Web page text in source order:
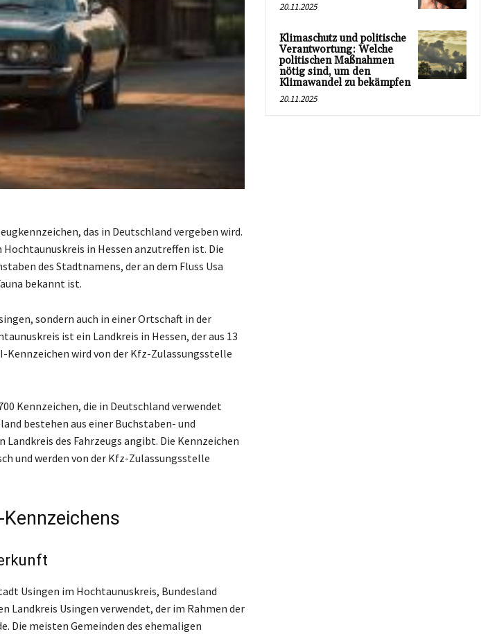
das in Deutschland vergeben wird.
in Hessen anzutreffen ist. Die
des Stadtnamens, der an dem Fluss Usa
bekannt ist.
sondern auch in einer Ortschaft in der
ist ein Landkreis in Hessen, der aus 13
Kennzeichen wird von der Kfz-Zulassungsstelle
Kennzeichen, die in Deutschland verwendet
bestehen aus einer Buchstaben- und
des Fahrzeugs angibt. Die Kennzeichen
und werden von der Kfz-Zulassungsstelle
Usingen im Hochtaunuskreis, Bundesland
Landkreis Usingen verwendet, der im Rahmen der
Die meisten Gemeinden des ehemaligen
20.11.2025
Klimaschutz und politische
Verantwortung: Welche
politischen Maßnahmen
nötig sind, um den
Klimawandel zu bekämpfen
20.11.2025